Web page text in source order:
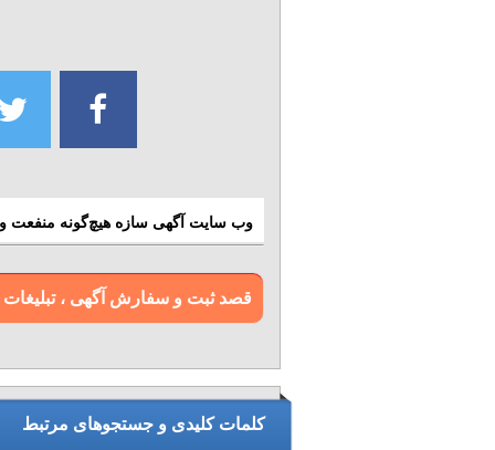
وب سایت آگهی سازه هیچ‌گونه منفعت و
قصد ثبت و سفارش آگهی ، تبلیغات و
کلمات کلیدی و جستجوهای مرتبط